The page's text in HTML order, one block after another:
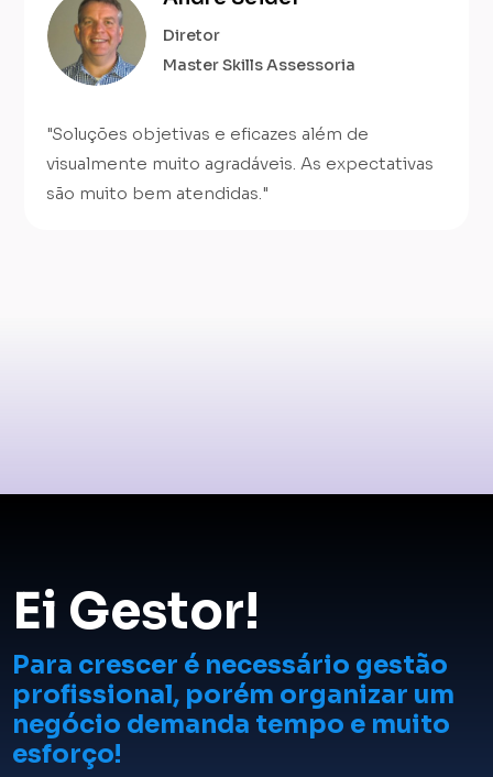
Diretor
Master Skills Assessoria
"Soluções objetivas e eficazes além de
visualmente muito agradáveis. As expectativas
são muito bem atendidas."
Ei Gestor!
Para crescer é necessário gestão
profissional, porém organizar um
negócio demanda tempo e muito
esforço!